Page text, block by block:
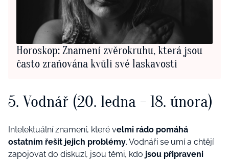
Horoskop: Znamení zvěrokruhu, která jsou
často zraňována kvůli své laskavosti
5. Vodnář (20. ledna - 18. února)
Intelektuální znamení, které velmi rádo pomáhá
ostatním řešit jejich problémy. Vodnáři se umí a chtějí
zapojovat do diskuzí, jsou těmi, kdo jsou připraveni